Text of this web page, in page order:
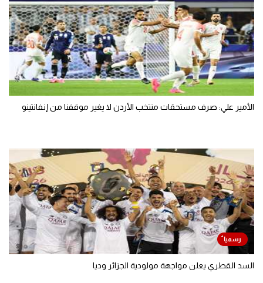
الأمير علي: صرف مستحقات منتخب الأردن لا يغير موقفنا من إنفانتينو
السد القطري يعلن مواجهة مولودية الجزائر وديا